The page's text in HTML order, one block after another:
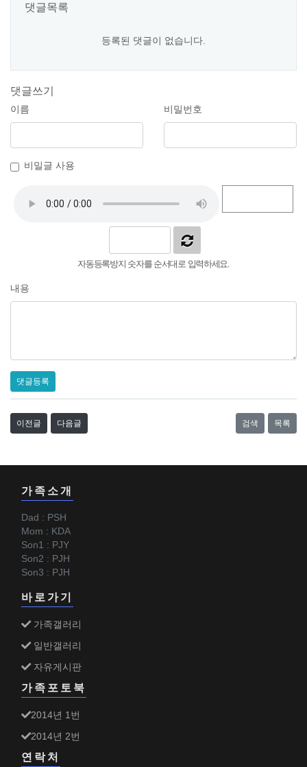
댓글목록
등록된 댓글이 없습니다.
댓글쓰기
이름 비밀번호
비밀글 사용
자동등록방지 숫자를 순서대로 입력하세요.
내용
댓글등록
이전글 다음글 검색 목록
가족소개
Dad : PSH
Mom : KDA
Son1 : PJY
Son2 : PJH
Son3 : PJH
바로가기
가족갤러리
일반갤러리
자유게시판
가족포토북
2014년 1번
2014년 2번
연락처